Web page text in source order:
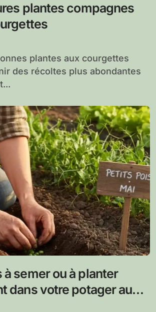
plantes compagnes
des récoltes plus abondantes
à semer ou à planter
dans votre potager au